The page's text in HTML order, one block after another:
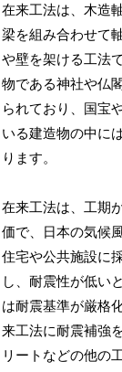
在来工法は、木造
梁を組み合わせて
や壁を架ける工法
物である神社や仏
られており、国宝
いる建造物の中に
ります。
在来工法は、工期
価で、日本の気候
住宅や公共施設に
し、耐震性が低い
は耐震基準が厳格
来工法に耐震補強
リートなどの他の